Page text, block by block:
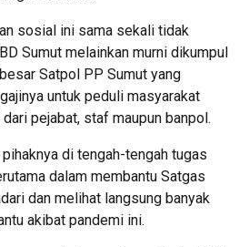
sosial ini sama sekali tidak
Sumut melainkan murni dikumpul
Satpol PP Sumut yang
untuk peduli masyarakat
pejabat, staf maupun banpol.
di tengah-tengah tugas
dalam membantu Satgas
dan melihat langsung banyak
akibat pandemi ini.